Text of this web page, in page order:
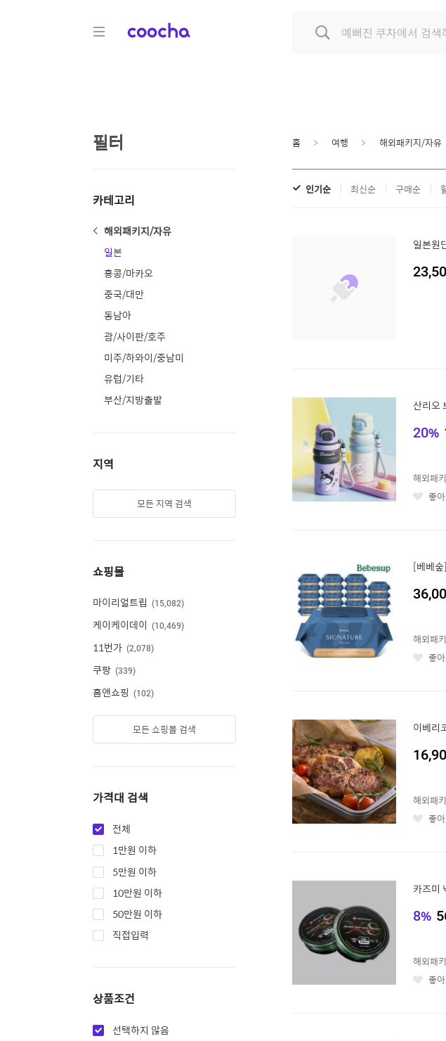
COOCHA
필터
카테고리
해외패키지/자유
일본
홍콩/마카오
중국/대만
동남아
괌/사이판/호주
미주/하와이/중남미
유럽/기타
부산/지방출발
지역
모든 지역 검색
쇼핑몰
마이리얼트립 15,082
케이케이데이 10,469
11번가 2,078
쿠팡 339
홈앤쇼핑 102
모든 쇼핑몰 검색
가격대 검색
전체
1만원 이하
5만원 이하
10만원 이하
50만원 이하
직접입력
상품조건
선택하지 않음
홈 여행 해외패키지/자유
인기순 최신순 구매순
일본원
산리오
20%
좋
해외패
좋
[베베
좋
해외패
좋
이베리
좋
해외패
좋
카즈미
8%
좋
해외패
좋